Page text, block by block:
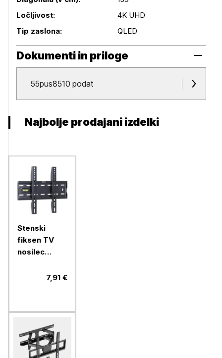
Podrobnosti izdelka
Ločljivost:
4K UHD
Tip zaslona:
QLED
Dokumenti in priloge
Dokumenti in priloge
55pus8510 podat
Najbolje prodajani izdelki
Stenski
fiksen TV
nosilec
7,91 €